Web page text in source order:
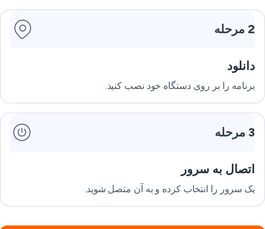
2 مرحله
دانلود
برنامه را بر روی دستگاه خود نصب کنید.
اتصال به سرور
یک سرور را انتخاب کرده و به آن متصل شوید.